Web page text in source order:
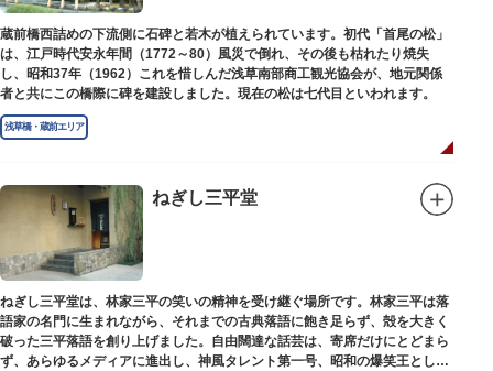
蔵前橋西詰めの下流側に石碑と若木が植えられています。初代「首尾の松」
は、江戸時代安永年間（1772～80）風災で倒れ、その後も枯れたり焼失
し、昭和37年（1962）これを惜しんだ浅草南部商工観光協会が、地元関係
者と共にこの橋際に碑を建設しました。現在の松は七代目といわれます。
浅草橋・蔵前エリア
ねぎし三平堂
ねぎし三平堂は、林家三平の笑いの精神を受け継ぐ場所です。林家三平は落
語家の名門に生まれながら、それまでの古典落語に飽き足らず、殻を大きく
破った三平落語を創り上げました。自由闊達な話芸は、寄席だけにとどまら
ず、あらゆるメディアに進出し、神風タレント第一号、昭和の爆笑王とし